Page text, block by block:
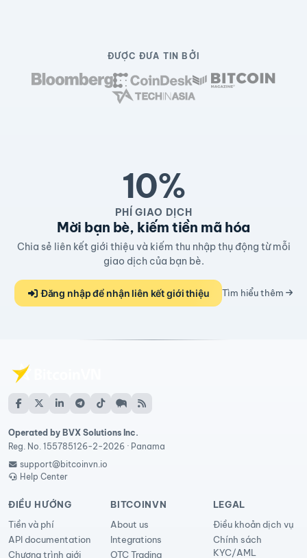
ĐƯỢC ĐƯA TIN BỞI
10%
PHÍ GIAO DỊCH
Mời bạn bè, kiếm tiền mã hóa
Chia sẻ liên kết giới thiệu và kiếm thu nhập thụ động từ mỗi
giao dịch của bạn bè.
Đăng nhập để nhận liên kết giới thiệu Tìm hiểu thêm
Operated by BVX Solutions Inc.
Reg. No. 155785126-2-2026 · Panama
support@bitcoinvn.io
Help Center
ĐIỀU HƯỚNG
Tiền và phí
API documentation
Chương trình giới
BITCOINVN
About us
Integrations
OTC Trading
LEGAL
Điều khoản dịch vụ
Chính sách
KYC/AML